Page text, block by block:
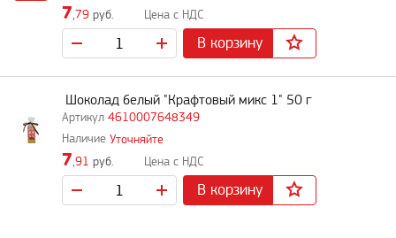
7,79 руб.
В корзину
4610007648349
Шоколад белый "Крафтовый микс 1" 50 г
Уточняйте
7,91 руб.
В корзину